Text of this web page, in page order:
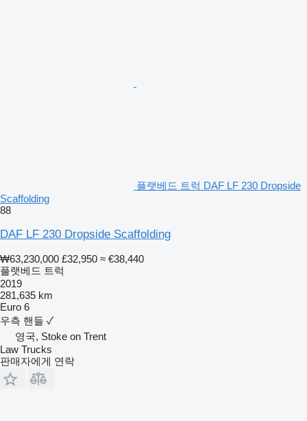
플랫베드 트럭 DAF LF 230 Dropside
Scaffolding
88
DAF LF 230 Dropside Scaffolding
₩63,230,000 £32,950 ≈ €38,440
플랫베드 트럭
2019
281,635 km
Euro 6
우측 핸들 ✓
영국, Stoke on Trent
Law Trucks
판매자에게 연락